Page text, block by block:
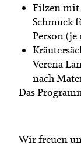
Filzen mit
Schmuck
Person
Verena
nach
Das
Wir freuen